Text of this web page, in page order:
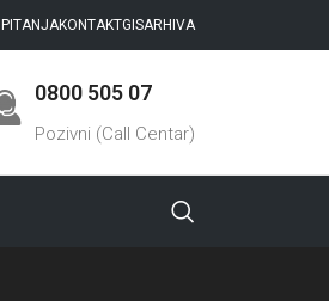
KONTAKTGISARHIVA
0800 505 07
Pozivni (Call Centar)